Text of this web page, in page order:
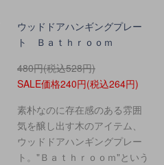
ウッドドアハンギングプレー
ト Ｂａｔｈｒｏｏｍ
480円(税込528円)
SALE価格240円(税込264円)
素朴なのに存在感のある雰囲
気を醸し出す木のアイテム、
ウッドドアハンギングプレー
ト。"Ｂａｔｈｒｏｏｍ"という